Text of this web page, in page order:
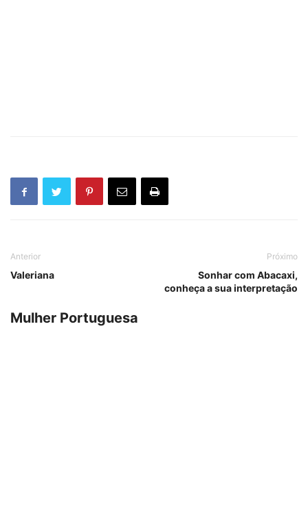
Anterior
Valeriana
Próximo
Sonhar com Abacaxi,
conheça a sua interpretação
Mulher Portuguesa